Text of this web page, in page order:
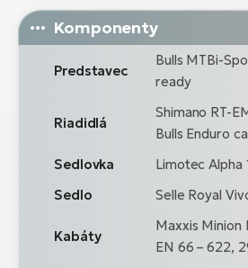
Komponenty
Predstavec
Bulls MTBi-
ready
Riadidlá
Shimano RT-
Bulls Enduro
Sedlovka
Limotec Alpha
Sedlo
Selle Royal
Kabáty
Maxxis
EN 66 – 622,